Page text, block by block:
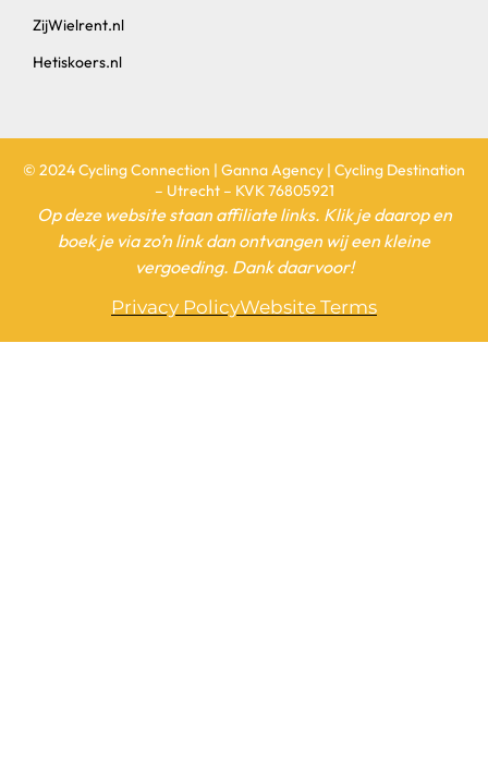
ZijWielrent.nl
Hetiskoers.nl
© 2024 Cycling Connection | Ganna Agency | Cycling Destination
– Utrecht – KVK 76805921
Op deze website staan affiliate links. Klik je daarop en
boek je via zo’n link dan ontvangen wij een kleine
vergoeding. Dank daarvoor!
Privacy PolicyWebsite Terms